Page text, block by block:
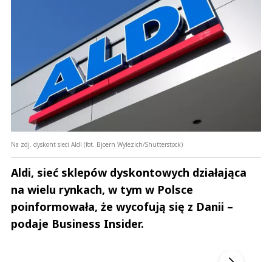
Na zdj. dyskont sieci Aldi (fot. Bjoern Wylezich/Shutterstock)
Aldi, sieć sklepów dyskontowych działająca
na wielu rynkach, w tym w Polsce
poinformowała, że wycofują się z Danii –
podaje Business Insider.